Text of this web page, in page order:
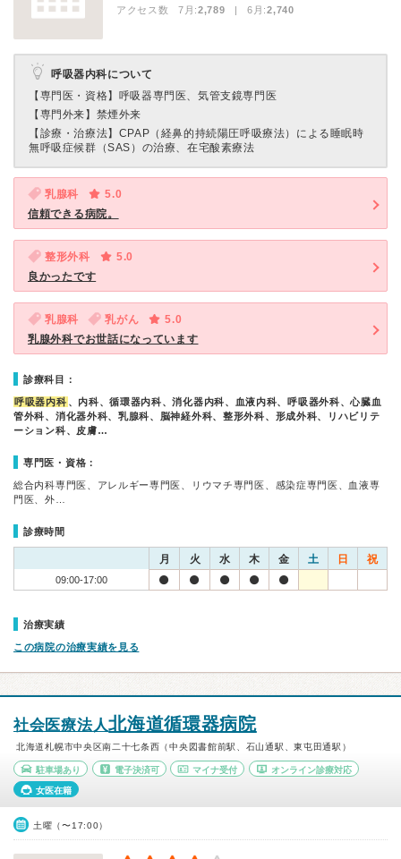
アクセス数 7月:2,789 | 6月:2,740
呼吸器内科について
【専門医・資格】 呼吸器専門医、気管支鏡専門医
【専門外来】 禁煙外来
【診療・治療法】 CPAP（経鼻的持続陽圧呼吸療法）による睡眠時
無呼吸症候群（SAS）の治療、在宅酸素療法
乳腺科
5.0
信頼できる病院。
整形外科
5.0
良かったです
乳腺科 乳がん
5.0
乳腺外科でお世話になっています
診療科目：
呼吸器内科 、内科、循環器内科、消化器内科、血液内科、呼吸器外科、心臓血
管外科、消化器外科、乳腺科、脳神経外科、整形外科、形成外科、リハビリテ
ーション科、皮膚…
専門医・資格：
総合内科専門医、アレルギー専門医、リウマチ専門医、感染症専門医、血液専
門医、外…
診療時間
月 火 水 木 金 土 日 祝
09:00-17:00
治療実績
この病院の治療実績を見る
社会医療法人北海道循環器病院
北海道札幌市中央区南二十七条西（中央図書館前駅、石山通駅、東屯田通駅）
駐車場あり 電子決済可 マイナ受付 オンライン診療対応
女医在籍
土曜（〜17:00）